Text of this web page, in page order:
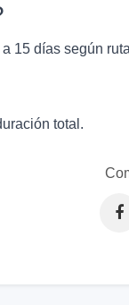
15 días según
total.